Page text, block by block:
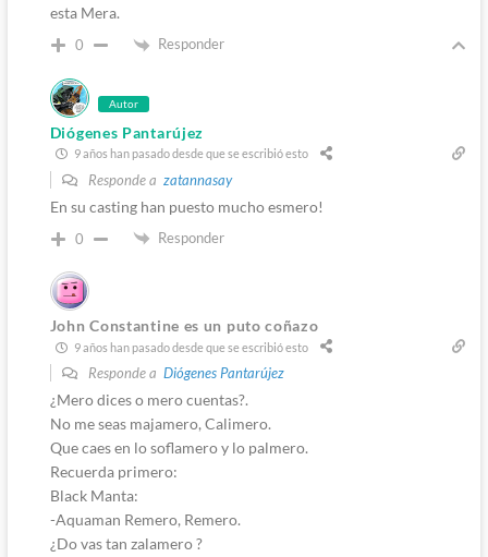
esta Mera.
0 Responder
Autor
Diógenes Pantarújez
9 años han pasado desde que se escribió esto
Responde a zatannasay
En su casting han puesto mucho esmero!
0 Responder
John Constantine es un puto coñazo
9 años han pasado desde que se escribió esto
Responde a Diógenes Pantarújez
¿Mero dices o mero cuentas?.
No me seas majamero, Calimero.
Que caes en lo soflamero y lo palmero.
Recuerda primero:
Black Manta:
-Aquaman Remero, Remero.
¿Do vas tan zalamero ?